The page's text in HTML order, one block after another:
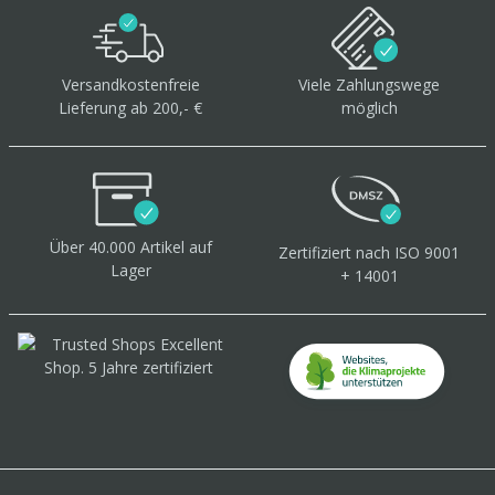
Versandkostenfreie
Lieferung ab 200,- €
Viele Zahlungswege
möglich
Über 40.000 Artikel auf
Lager
Zertifiziert nach ISO 9001
+ 14001